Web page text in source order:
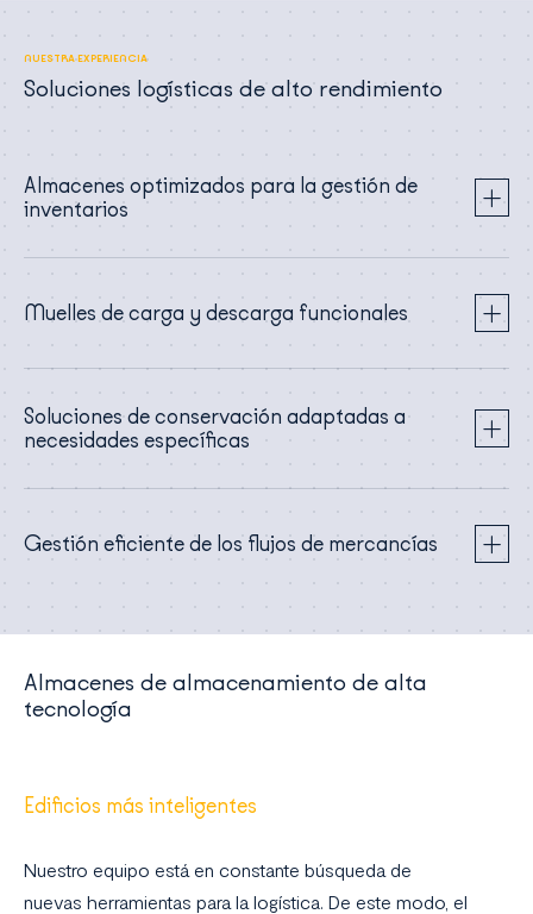
NUESTRA EXPERIENCIA
Soluciones logísticas de alto rendimiento
Almacenes optimizados para la gestión de
inventarios
Muelles de carga y descarga funcionales
Soluciones de conservación adaptadas a
necesidades específicas
Gestión eficiente de los flujos de mercancías
Almacenes de almacenamiento de alta
tecnología
Edificios más inteligentes
Nuestro equipo está en constante búsqueda de
nuevas herramientas para la logística. De este modo, el